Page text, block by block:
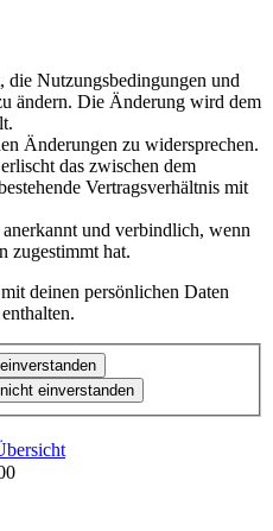
die Nutzungsbedingungen und
ändern. Die Änderung wird dem
Änderungen zu widersprechen.
das zwischen dem
Vertragsverhältnis mit
und verbindlich, wenn
zugestimmt hat.
deinen persönlichen Daten